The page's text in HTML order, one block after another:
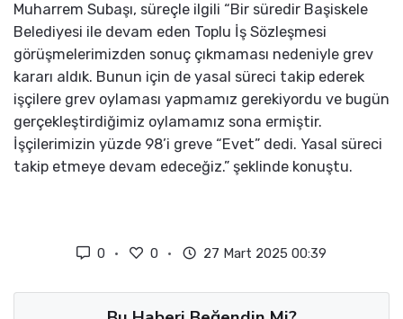
Muharrem Subaşı, süreçle ilgili “Bir süredir Başiskele
Belediyesi ile devam eden Toplu İş Sözleşmesi
görüşmelerimizden sonuç çıkmaması nedeniyle grev
kararı aldık. Bunun için de yasal süreci takip ederek
işçilere grev oylaması yapmamız gerekiyordu ve bugün
gerçekleştirdiğimiz oylamamız sona ermiştir.
İşçilerimizin yüzde 98’i greve “Evet” dedi. Yasal süreci
takip etmeye devam edeceğiz.” şeklinde konuştu.
0 0 27 Mart 2025 00:39